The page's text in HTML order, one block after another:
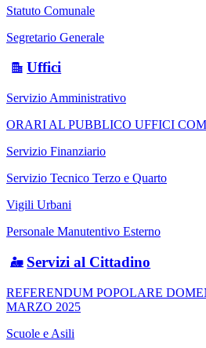
Statuto Comunale
Segretario Generale
Uffici
Servizio Amministrativo
ORARI AL PUBBLICO UFFICI
Servizio Finanziario
Servizio Tecnico Terzo e Quarto
Vigili Urbani
Personale Manutentivo Esterno
Servizi al Cittadino
REFERENDUM POPOLARE
MARZO 2025
Scuole e Asili